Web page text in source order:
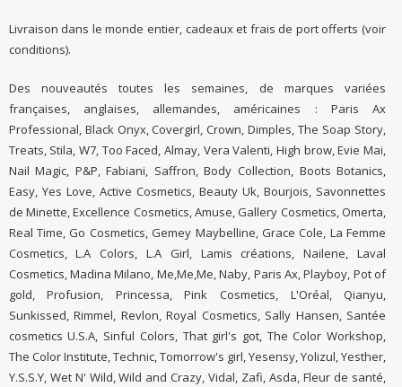
Livraison dans le monde entier, cadeaux et frais de port offerts (voir
conditions).
Des nouveautés toutes les semaines, de marques variées
françaises, anglaises, allemandes, américaines : Paris Ax
Professional, Black Onyx, Covergirl, Crown, Dimples, The Soap Story,
Treats, Stila, W7, Too Faced, Almay, Vera Valenti, High brow, Evie Mai,
Nail Magic, P&P, Fabiani, Saffron, Body Collection, Boots Botanics,
Easy, Yes Love, Active Cosmetics, Beauty Uk, Bourjois, Savonnettes
de Minette, Excellence Cosmetics, Amuse, Gallery Cosmetics, Omerta,
Real Time, Go Cosmetics, Gemey Maybelline, Grace Cole, La Femme
Cosmetics, L.A Colors, L.A Girl, Lamis créations, Nailene, Laval
Cosmetics, Madina Milano, Me,Me,Me, Naby, Paris Ax, Playboy, Pot of
gold, Profusion, Princessa, Pink Cosmetics, L'Oréal, Qianyu,
Sunkissed, Rimmel, Revlon, Royal Cosmetics, Sally Hansen, Santée
cosmetics U.S.A, Sinful Colors, That girl's got, The Color Workshop,
The Color Institute, Technic, Tomorrow's girl, Yesensy, Yolizul, Yesther,
Y.S.S.Y, Wet N' Wild, Wild and Crazy, Vidal, Zafi, Asda, Fleur de santé,